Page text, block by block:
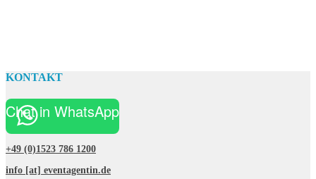
KONTAKT
Chat in WhatsApp
+49 (0)1523 786 1200
info [at] eventagentin.de